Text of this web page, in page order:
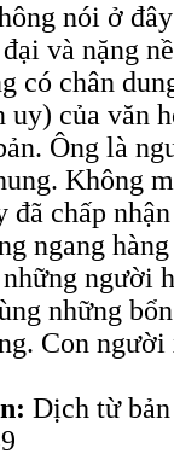
nói ở
và nặng
có chân
uy) của văn
Ông là
Không
đã chấp
ngang
người
những
Con
Dịch từ